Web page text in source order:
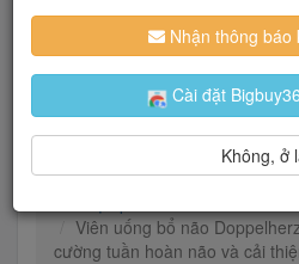
Người dùng đang quan tâm
Trang chủ Sức khỏe
Viên uống bổ não
cường tuần hoàn não và cải
Nhận thông báo
Cài đặt
Không, ở